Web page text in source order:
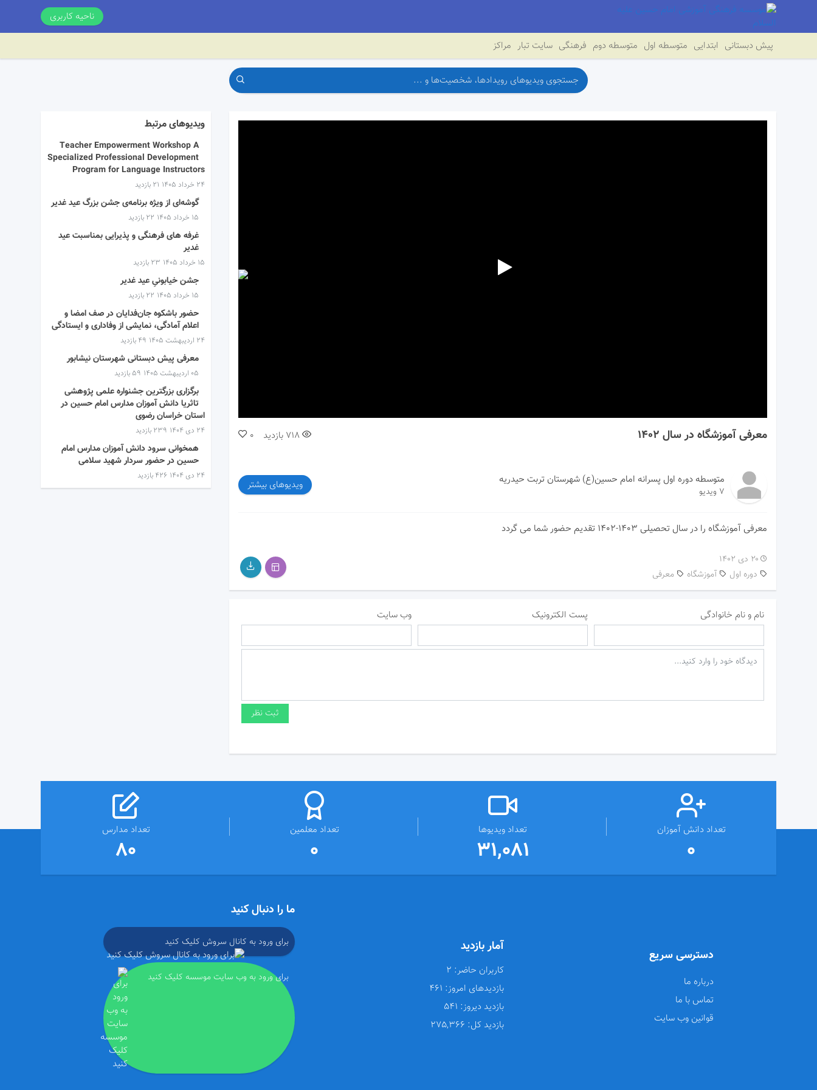
ناحیه کاربری
پیش دبستانی ابتدایی متوسطه اول متوسطه دوم فرهنگی سایت تبار مراکز
معرفی آموزشگاه در سال ۱۴۰۲ 0 718 بازدید
متوسطه دوره اول پسرانه امام حسین(ع) شهرستان تربت حیدریه
7 ویدیو ویدیوهای بیشتر
معرفی آموزشگاه را در سال تحصیلی ۱۴۰۳-۱۴۰۲ تقدیم حضور شما می گردد
۲۰ دی ۱۴۰۲
آموزشگاه
دوره اول معرفی
نام و نام خانوادگی پست الکترونیک وب سایت
ویدیوهای مرتبط
Teacher Empowerment Workshop A
Specialized Professional Development
Program for Language Instructors
۲۴ خرداد ۱۴۰۵ 21 بازدید
گوشه‌ای از ویژه برنامه‌ی جشن بزرگ عید غدیر
۱۵ خرداد ۱۴۰۵ 22 بازدید
غرفه های فرهنگی و پذیرایی بمناسبت عید
غدیر
۱۵ خرداد ۱۴۰۵ 23 بازدید
جشن خیابونیِ عید غدیر
۱۵ خرداد ۱۴۰۵ 22 بازدید
حضور باشکوه جان‌فدایان در صف امضا و
اعلام آمادگی، نمایشی از وفاداری و ایستادگی
۲۴ اردیبهشت ۱۴۰۵ 49 بازدید
معرفی پیش دبستانی شهرستان نیشابور
۰۵ اردیبهشت ۱۴۰۵ 59 بازدید
برگزاری بزرگترین جشنواره علمی پژوهشی
تاثریا دانش آموزان مدارس امام حسین در
استان خراسان رضوی
۲۴ دی ۱۴۰۴ 239 بازدید
همخوانی سرود دانش آموزان مدارس امام
حسین در حضور سردار شهید سلامی
۲۴ دی ۱۴۰۴ 426 بازدید
تعداد دانش آموزان
0
تعداد ویدیوها
31,081
تعداد معلمین
0
تعداد مدارس
80
دسترسی سریع
درباره ما
تماس با ما
قوانین وب سایت
آمار بازدید
کاربران حاضر:
بازدیدهای امروز:
بازدید دیروز:
بازدید کل:
ما را دنبال کنید
برای ورود به کانال سروش کلیک کنید
برای ورود به وب سایت موسسه کلیک کنید